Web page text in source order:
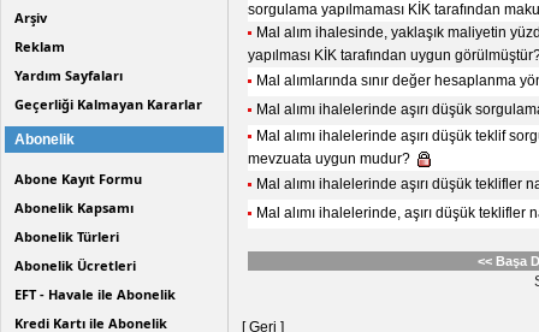
Arşiv
Reklam
Yardım Sayfaları
Geçerliği Kalmayan Kararlar
Abonelik
Abone Kayıt Formu
Abonelik Kapsamı
Abonelik Türleri
Abonelik Ücretleri
EFT - Havale ile Abonelik
Kredi Kartı ile Abonelik
sorgulama yapılmaması KİK tarafından
Mal alım ihalesinde, yaklaşık maliyetin
yapılması KİK tarafından uygun
Mal alımlarında sınır değer hesaplanma
Mal alımı ihalelerinde aşırı düşük
Mal alımı ihalelerinde aşırı düşük teklif
mevzuata uygun mudur?
Mal alımı ihalelerinde aşırı düşük teklifler
Mal alımı ihalelerinde, aşırı düşük teklifler
<< Başa
[ Geri ]